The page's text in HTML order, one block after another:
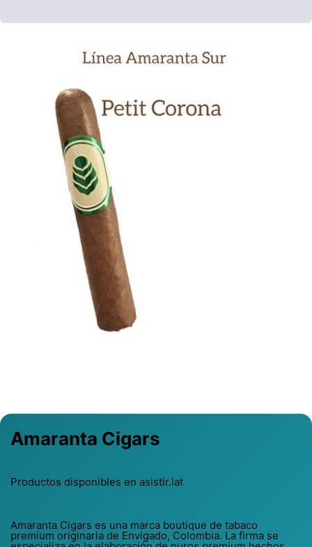
Amaranta Cigars
Productos disponibles en asistir.lat
Amaranta Cigars es una marca boutique de tabaco
premium originaria de Envigado, Colombia. La firma se